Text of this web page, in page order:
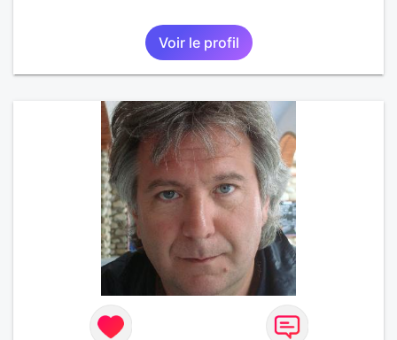
Voir le profil